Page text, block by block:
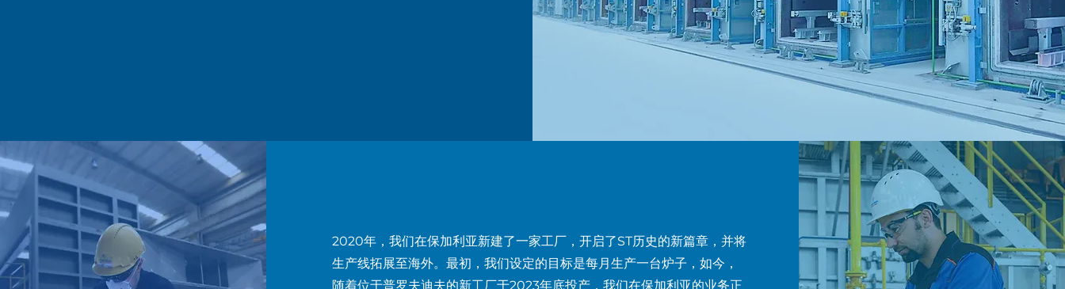
2020年，我们在保加利亚新建了一家工厂，开启了ST历史的新篇章，并将
生产线拓展至海外。最初，我们设定的目标是每月生产一台炉子，如今，
随着位于普罗夫迪夫的新工厂于2023年底投产，我们在保加利亚的业务正